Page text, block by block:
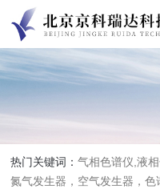
热门关键词：气相色谱仪,液
氮气发生器，空气发生器，色